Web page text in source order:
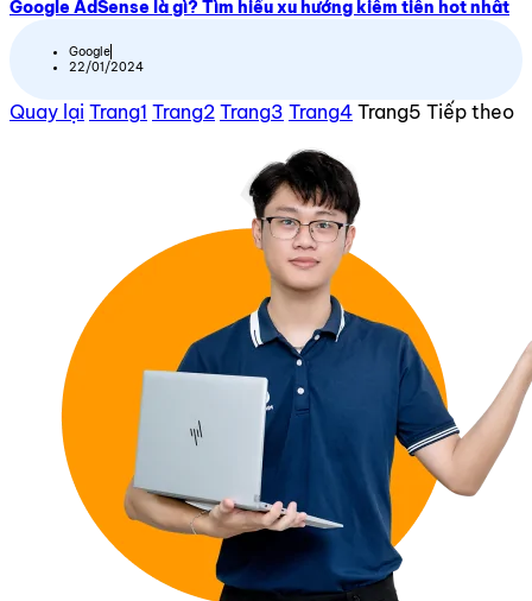
Google AdSense là gì? Tìm hiểu xu hướng kiếm tiền hot nhất
Google
22/01/2024
Quay lại Trang1 Trang2 Trang3 Trang4 Trang5 Tiếp theo